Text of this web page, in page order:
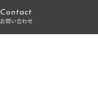
お問い合わせ
Contact